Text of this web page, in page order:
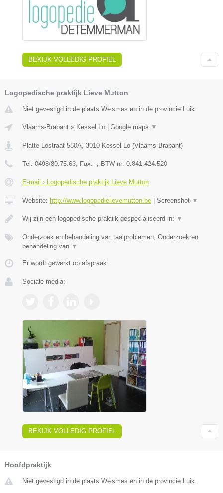
BEKIJK VOLLEDIG PROFIEL
Logopedische praktijk Lieve Mutton
Niet gevestigd in de plaats Weismes en in de provincie Luik.
Vlaams-Brabant » Kessel Lo Google maps ▼
Platte Lostraat 580A 3010 Kessel Lo (Vlaams-Brabant)
Tel: 0498/80.75.63 , Fax: - , BTW-nr: 0.841.424.520
E-mail › Logopedische praktijk Lieve Mutton
Website: http://www.logopedielievemutton.be Screenshot ▼
Wij zijn een logopedische praktijk gespecialiseerd in: ▼
Onderzoek en behandeling van taalproblemen, Onderzoek en
behandeling van ▼
Er wordt gewerkt op afspraak.
Sociale media:
BEKIJK VOLLEDIG PROFIEL
Hoofdpraktijk
Niet gevestigd in de plaats Weismes en in de provincie Luik.